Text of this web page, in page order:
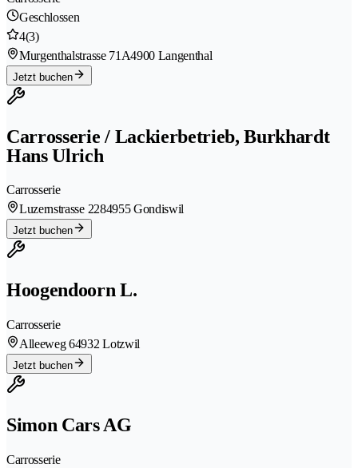
Geschlossen
4(3)
Murgenthalstrasse 71A4900 Langenthal
Jetzt buchen
Carrosserie / Lackierbetrieb, Burkhardt
Hans Ulrich
Carrosserie
Luzernstrasse 2284955 Gondiswil
Jetzt buchen
Hoogendoorn L.
Carrosserie
Alleeweg 64932 Lotzwil
Jetzt buchen
Simon Cars AG
Carrosserie